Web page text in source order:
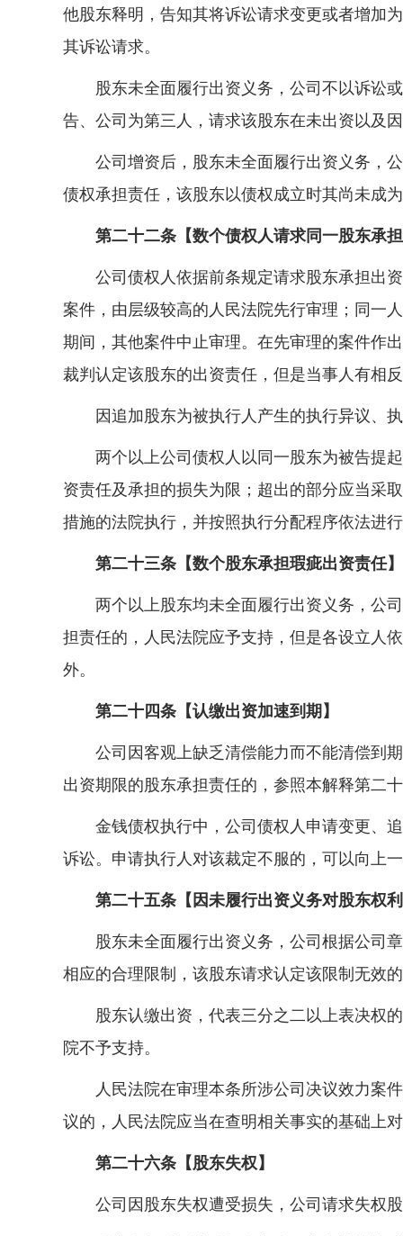
他股东释明，告知其将诉讼请求变更或者增加
其诉讼请求。
股东未全面履行出资义务，公司不以诉讼或
告、公司为第三人，请求该股东在未出资以及
公司增资后，股东未全面履行出资义务，公
债权承担责任，该股东以债权成立时其尚未成
第二十二条【数个债权人请求同一股东承担
公司债权人依据前条规定请求股东承担出资
案件，由层级较高的人民法院先行审理；同一
期间，其他案件中止审理。在先审理的案件作
裁判认定该股东的出资责任，但是当事人有相
因追加股东为被执行人产生的执行异议、执
两个以上公司债权人以同一股东为被告提起
资责任及承担的损失为限；超出的部分应当采
措施的法院执行，并按照执行分配程序依法进
第二十三条【数个股东承担瑕疵出资责任】
两个以上股东均未全面履行出资义务，公司
担责任的，人民法院应予支持，但是各设立人
外。
第二十四条【认缴出资加速到期】
公司因客观上缺乏清偿能力而不能清偿到期
出资期限的股东承担责任的，参照本解释第二
金钱债权执行中，公司债权人申请变更、追
诉讼。申请执行人对该裁定不服的，可以向上
第二十五条【因未履行出资义务对股东权
股东未全面履行出资义务，公司根据公司章
相应的合理限制，该股东请求认定该限制无效
股东认缴出资，代表三分之二以上表决权的
院不予支持。
人民法院在审理本条所涉公司决议效力案件
议的，人民法院应当在查明相关事实的基础上
第二十六条【股东失权】
公司因股东失权遭受损失，公司请求失权股